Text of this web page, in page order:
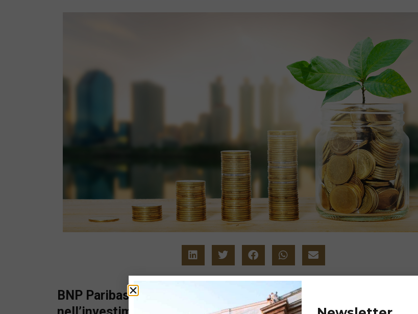
BNP Paribas Asset Management conferma il proprio impegno